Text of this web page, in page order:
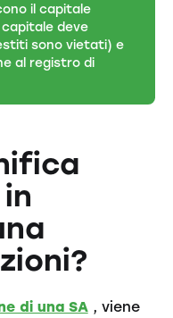
il capitale
deve
sono vietati) e
al registro di
di una SA, viene